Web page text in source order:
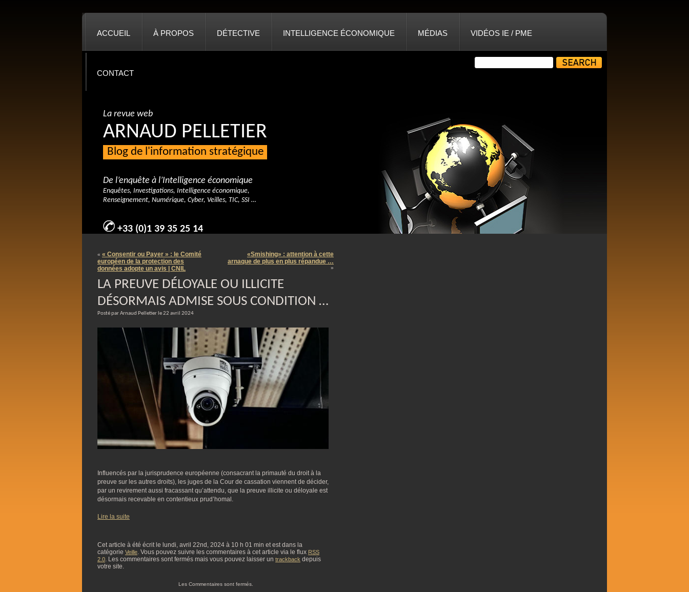
ACCUEIL À PROPOS DÉTECTIVE INTELLIGENCE ÉCONOMIQUE MÉDIAS VIDÉOS IE / PME
CONTACT
La revue web
ARNAUD PELLETIER
Blog de l'information stratégique
De l’enquête à l’Intelligence économique
Enquêtes, Investigations, Intelligence économique,
Renseignement, Numérique, Cyber, Veilles, TIC, SSI …
+33 (0)1 39 35 25 14
« « Consentir ou Payer » : le Comité
européen de la protection des
données adopte un avis | CNIL
«Smishing» : attention à cette
arnaque de plus en plus répandue …
»
LA PREUVE DÉLOYALE OU ILLICITE
DÉSORMAIS ADMISE SOUS CONDITION …
Posté par Arnaud Pelletier le 22 avril 2024
Influencés par la jurisprudence européenne (consacrant la primauté du droit à la
preuve sur les autres droits), les juges de la Cour de cassation viennent de décider,
par un revirement aussi fracassant qu’attendu, que la preuve illicite ou déloyale est
désormais recevable en contentieux prud’homal.
Lire la suite
Cet article à été écrit le lundi, avril 22nd, 2024 à 10 h 01 min et est dans la
catégorie Veille . Vous pouvez suivre les commentaires à cet article via le flux RSS
2.0 . Les commentaires sont fermés mais vous pouvez laisser un trackback depuis
votre site.
Les Commentaires sont fermés.